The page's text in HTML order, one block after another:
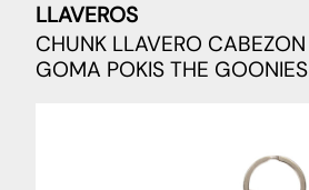
LLAVEROS
CHUNK LLAVERO CABEZON
GOMA POKIS THE GOONIES